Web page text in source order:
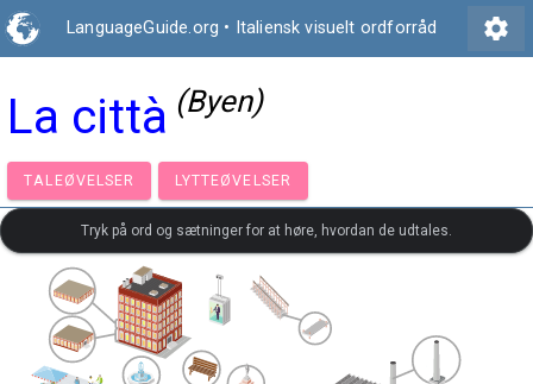
LanguageGuide.org • Italiensk visuelt ordforråd settings
La città (Byen)
TALEØVELSER LYTTEØVELSER
Tryk på ord og sætninger for at høre, hvordan de udtales.